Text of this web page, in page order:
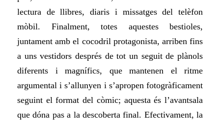
lectura de llibres, diaris i missatges del telèfon
mòbil. Finalment, totes aquestes bestioles,
juntament amb el cocodril protagonista, arriben fins
a uns vestidors després de tot un seguit de plànols
diferents i magnífics, que mantenen el ritme
argumental i s’allunyen i s’apropen fotogràficament
seguint el format del còmic; aquesta és l’avantsala
que dóna pas a la descoberta final. Efectivament, la